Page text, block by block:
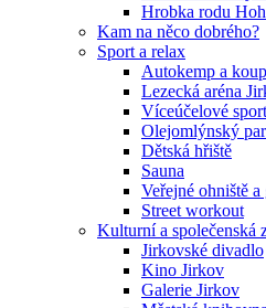
Hrobka rodu
Kam na něco dobrého?
Sport a relax
Autokemp a
Lezecká aréna
Víceúčelové
Olejomlýnský
Dětská hřiště
Sauna
Veřejné ohniště
Street workout
Kulturní a společenská
Jirkovské divadlo
Kino Jirkov
Galerie Jirkov